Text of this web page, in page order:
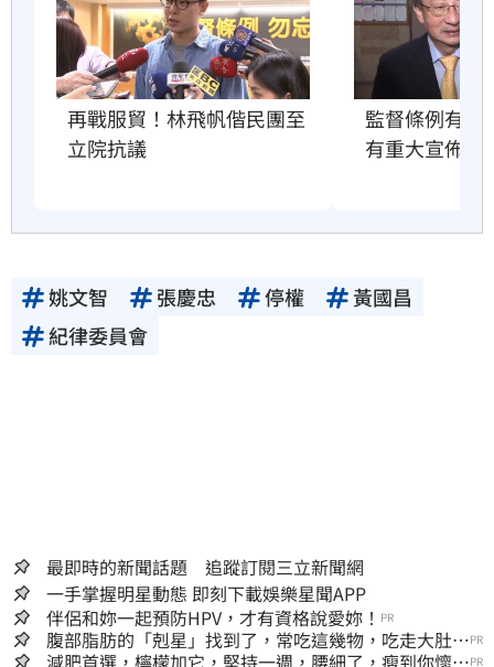
再戰服貿！林飛帆偕民團至
立院抗議
監督條例有變
有重大宣佈
姚文智 張慶忠 停權
黃國昌
紀律委員會
最即時的新聞話題 追蹤訂閱三立新聞網
一手掌握明星動態 即刻下載娛樂星聞APP
伴侶和妳一起預防HPV，才有資格說愛妳！ PR
腹部脂肪的「剋星」找到了，常吃這幾物，吃走大肚
囊，瘦出小蠻腰
PR
減肥首選，檸檬加它，堅持一週，腰細了，瘦到你懷疑PR